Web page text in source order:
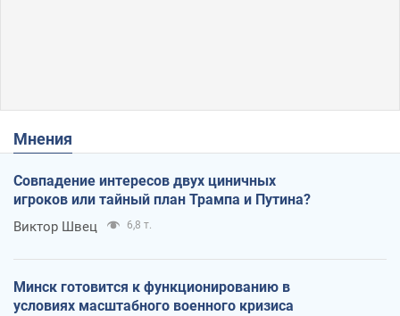
Мнения
Совпадение интересов двух циничных
игроков или тайный план Трампа и Путина?
Виктор Швец 6,8 т.
Минск готовится к функционированию в
условиях масштабного военного кризиса